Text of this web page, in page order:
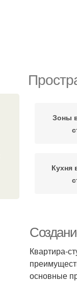
Зоны
Кухня
Квартира-
основные